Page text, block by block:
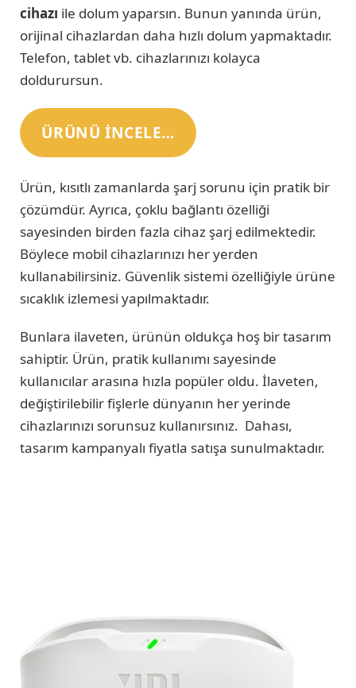
cihazı ile dolum yaparsın. Bunun yanında ürün,
orijinal cihazlardan daha hızlı dolum yapmaktadır.
Telefon, tablet vb. cihazlarınızı kolayca
doldurursun.
ÜRÜNÜ INCELE…
Ürün, kısıtlı zamanlarda şarj sorunu için pratik bir
çözümdür. Ayrıca, çoklu bağlantı özelliği
sayesinden birden fazla cihaz şarj edilmektedir.
Böylece mobil cihazlarınızı her yerden
kullanabilirsiniz. Güvenlik sistemi özelliğiyle ürüne
sıcaklık izlemesi yapılmaktadır.
Bunlara ilaveten, ürünün oldukça hoş bir tasarım
sahiptir. Ürün, pratik kullanımı sayesinde
kullanıcılar arasına hızla popüler oldu. İlaveten,
değiştirilebilir fişlerle dünyanın her yerinde
cihazlarınızı sorunsuz kullanırsınız. Dahası,
tasarım kampanyalı fiyatla satışa sunulmaktadır.